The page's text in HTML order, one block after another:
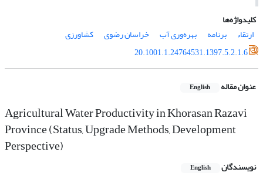
کلیدواژه‌ها
ارتقاء
برنامه بهره‌وری آب خراسان رضوی
کشاورزی
20.1001.1.24764531.1397.5.2.1.6
عنوان مقاله English
Agricultural Water Productivity in Khorasan Razavi
Province (Status, Upgrade Methods, Development
Perspective)
نویسندگان English